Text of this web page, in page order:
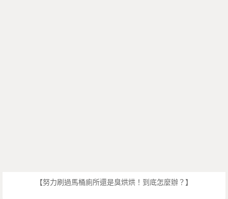
【努力刷過馬桶廁所還是臭烘烘！到底怎麼辦？】